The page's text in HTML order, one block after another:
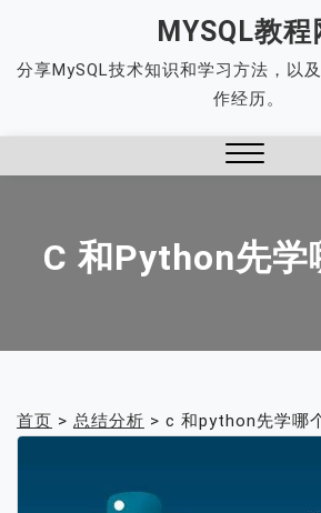
content
MYSQL教程
分享MySQL技术知识和学习方法，以
作经历。
C 和python先学
首页 > 总结分析 > c 和python先学哪